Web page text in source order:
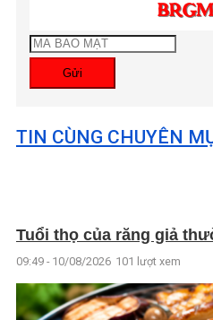
Gửi
TIN CÙNG CHUYÊN
Tuổi thọ của răng giả
09:49 - 10/08/2026 101 lượt xem